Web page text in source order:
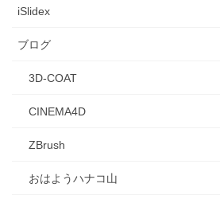
iSlidex
ブログ
3D-COAT
CINEMA4D
ZBrush
おはようハナコ山